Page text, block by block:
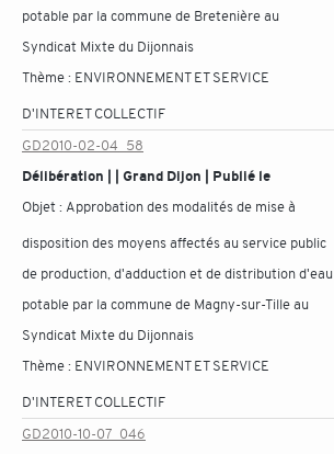
potable par la commune de Bretenière au
Syndicat Mixte du Dijonnais
Thème : ENVIRONNEMENT ET SERVICE
D'INTERET COLLECTIF
GD2010-02-04_58
Délibération | | Grand Dijon | Publié le
Objet : Approbation des modalités de mise à
disposition des moyens affectés au service public
de production, d'adduction et de distribution d'eau
potable par la commune de Magny-sur-Tille au
Syndicat Mixte du Dijonnais
Thème : ENVIRONNEMENT ET SERVICE
D'INTERET COLLECTIF
GD2010-10-07_046